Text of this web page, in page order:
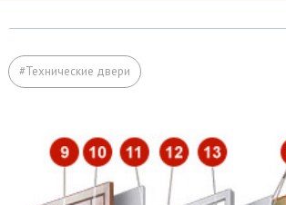
#Технические двери